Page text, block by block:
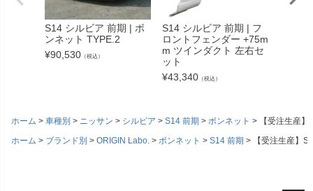
S14 シルビア 前期 | ボ
ンネット TYPE.2
¥90,530 （税込）
S14 シルビア 前期 | フ
ロントフェンダー +75m
m ツインダクト 左右セ
ット
¥43,340 （税込）
ホーム 車種別 ニッサン シルビア S14 前期 ボンネット
【受注生産
ホーム
ブランド別 ORIGIN Labo. ボンネット S14 前期 【受注生産】